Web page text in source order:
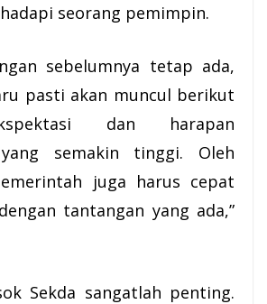
seorang pemimpin.
sebelumnya tetap ada,
pasti akan muncul berikut
dan harapan
semakin tinggi. Oleh
juga harus cepat
tantangan yang ada,”
Sekda sangatlah penting.